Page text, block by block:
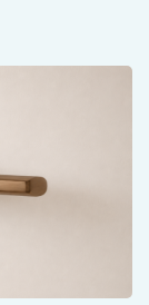
voditi samo